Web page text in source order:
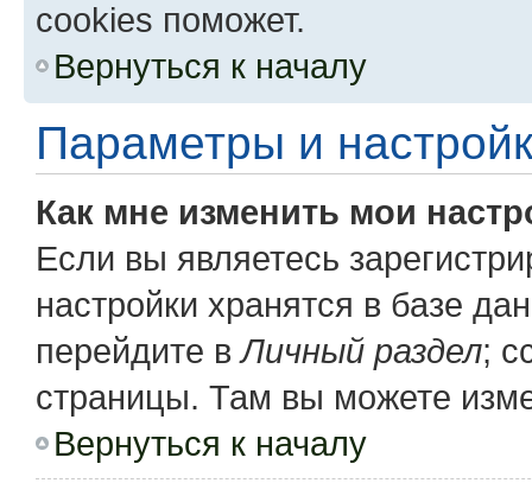
cookies поможет.
Вернуться к началу
Параметры и
Как мне изменить мои
Если вы являетесь
настройки хранятся в базе
перейдите вЛичный раздел;
страницы. Там вы можете
Вернуться к началу